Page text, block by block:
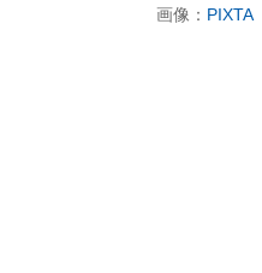
画像： PIXTA